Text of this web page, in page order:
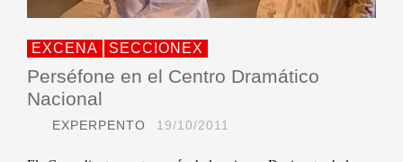
EXCENA SECCIONEX
Perséfone en el Centro Dramático
Nacional
EXPERPENTO 19/10/2011